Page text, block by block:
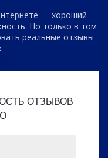
— хороший
Но только в том
реальные отзывы
ОТЗЫВОВ